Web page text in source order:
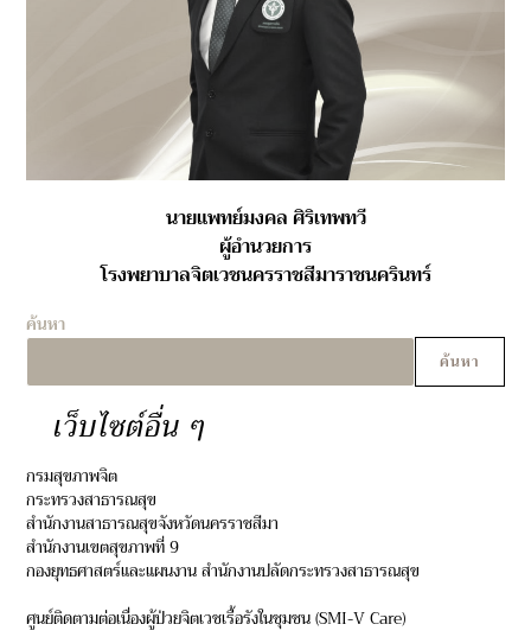
นายแพทย์มงคล ศิริเทพทวี
ผู้อำนวยการ
โรงพยาบาลจิตเวชนครราชสีมาราชนครินทร์
ค้นหา
ค้นหา
เว็บไซต์อื่น ๆ
กรมสุขภาพจิต
กระทรวงสาธารณสุข
สำนักงานสาธารณสุขจังหวัดนครราชสีมา
สำนักงานเขตสุขภาพที่ 9
กองยุทธศาสตร์และแผนงาน สำนักงานปลัดกระทรวงสาธารณสุข
ศูนย์ติดตามต่อเนื่องผู้ป่วยจิตเวชเรื้อรังในชุมชน (SMI-V Care)